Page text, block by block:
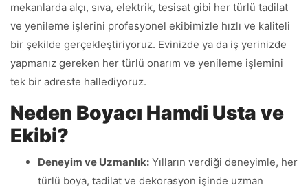
mekanlarda alçı, sıva, elektrik, tesisat gibi her türlü tadilat
ve yenileme işlerini profesyonel ekibimizle hızlı ve kaliteli
bir şekilde gerçekleştiriyoruz. Evinizde ya da iş yerinizde
yapmanız gereken her türlü onarım ve yenileme işlemini
tek bir adreste hallediyoruz.
Neden Boyacı Hamdi Usta ve
Ekibi?
Deneyim ve Uzmanlık: Yılların verdiği deneyimle, her
türlü boya, tadilat ve dekorasyon işinde uzman